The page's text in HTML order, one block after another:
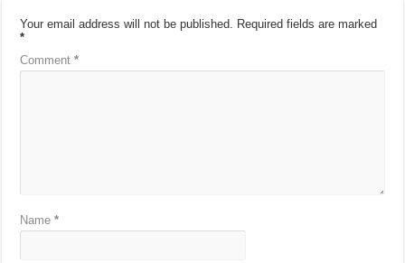
Your email address will not be published. Required fields are marked
*
Comment*
Name*